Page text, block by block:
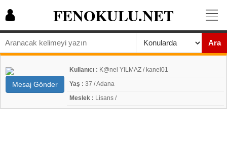
FENOKULU.NET
Ara
Mesaj Gönder
Kullanıcı : K@nel YILMAZ / kanel01
Yaş : 37 / Adana
Meslek : Lisans /